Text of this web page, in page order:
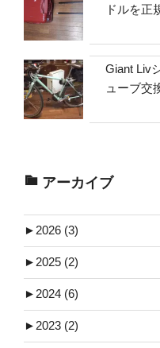
ドルを正
Giant Liv
ューブ交
アーカイブ
► 2026 (3)
► 2025 (2)
► 2024 (6)
► 2023 (2)